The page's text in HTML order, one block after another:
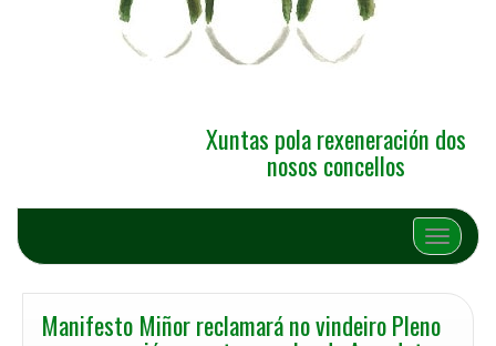
Xuntas pola rexeneración dos
nosos concellos
Alternar
Manifesto Miñor reclamará no vindeiro Pleno